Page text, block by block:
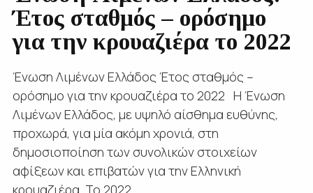
Έτος σταθμός – ορόσημο
για την κρουαζιέρα το 2022
Ένωση Λιμένων Ελλάδος Έτος σταθμός –
ορόσημο για την κρουαζιέρα το 2022 Η Ένωση
Λιμένων Ελλάδος, με υψηλό αίσθημα ευθύνης,
προχωρά, για μία ακόμη χρονιά, στη
δημοσιοποίηση των συνολικών στοιχείων
αφίξεων και επιβατών για την Ελληνική
κρουαζιέρα. Το 2022...